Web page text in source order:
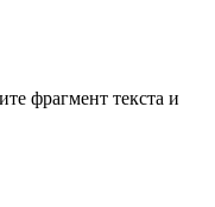
фрагмент текста и